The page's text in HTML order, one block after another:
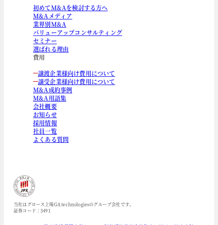
初めてM&Aを検討する方へ
M&Aメディア
業界別M&A
バリューアップコンサルティング
セミナー
選ばれる理由
費用
譲渡企業様向け費用について
譲受企業様向け費用について
M&A成約事例
M&A用語集
会社概要
お知らせ
採用情報
社員一覧
よくある質問
当社はグロース上場GA technologiesのグループ会社です。
証券コード：3491